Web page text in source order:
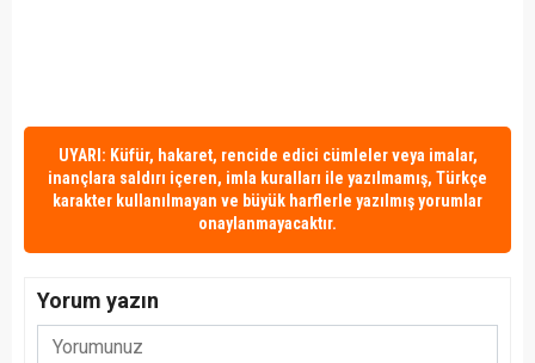
UYARI: Küfür, hakaret, rencide edici cümleler veya imalar,
inançlara saldırı içeren, imla kuralları ile yazılmamış, Türkçe
karakter kullanılmayan ve büyük harflerle yazılmış yorumlar
onaylanmayacaktır.
Yorum yazın